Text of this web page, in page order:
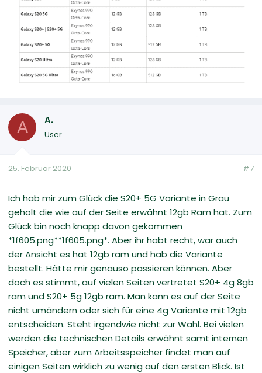
A A.
User
25. Februar 2020 #7
Ich hab mir zum Glück die S20+ 5G Variante in Grau
geholt die wie auf der Seite erwähnt 12gb Ram hat. Zum
Glück bin noch knapp davon gekommen
*1f605.png**1f605.png*. Aber ihr habt recht, war auch
der Ansicht es hat 12gb ram und hab die Variante
bestellt. Hätte mir genauso passieren können. Aber
doch es stimmt, auf vielen Seiten vertretet S20+ 4g 8gb
ram und S20+ 5g 12gb ram. Man kann es auf der Seite
nicht umändern oder sich für eine 4g Variante mit 12gb
entscheiden. Steht irgendwie nicht zur Wahl. Bei vielen
werden die technischen Details erwähnt samt internen
Speicher, aber zum Arbeitsspeicher findet man auf
einigen Seiten wirklich zu wenig auf den ersten Blick. Ist